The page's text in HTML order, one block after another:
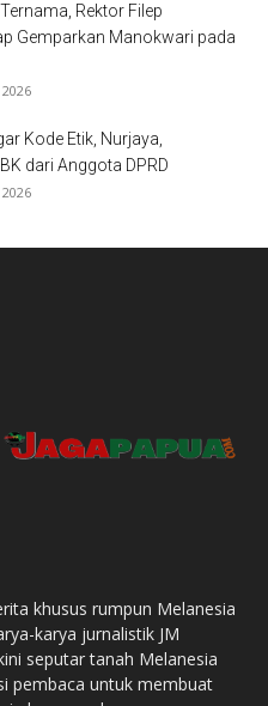
Rektor Filep
Gemparkan Manokwari pada
Kode Etik, Nurjaya,
dari Anggota DPRD
khusus rumpun Melanesia
karya jurnalistik JM
seputar tanah Melanesia
pembaca untuk membuat